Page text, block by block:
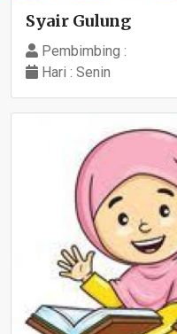
Syair Gulung
Pembimbing :
Hari : Senin